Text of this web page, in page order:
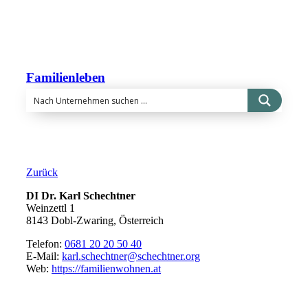
Familienleben
Zurück
DI Dr. Karl Schechtner
Weinzettl 1
8143 Dobl-Zwaring, Österreich
Telefon: 0681 20 20 50 40
E-Mail: karl.schechtner@schechtner.org
Web: https://familienwohnen.at